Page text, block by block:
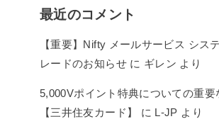
最近のコメント
【重要】Nifty メールサービス シス
レードのお知らせに ギレン より
5,000Vポイント特典についての重要
【三井住友カード】
に L-JP より